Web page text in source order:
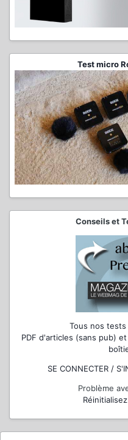
Test micro
Conseils et
Tous nos tests
PDF d'articles (sans pub)
SE CONNECTER /
Problème